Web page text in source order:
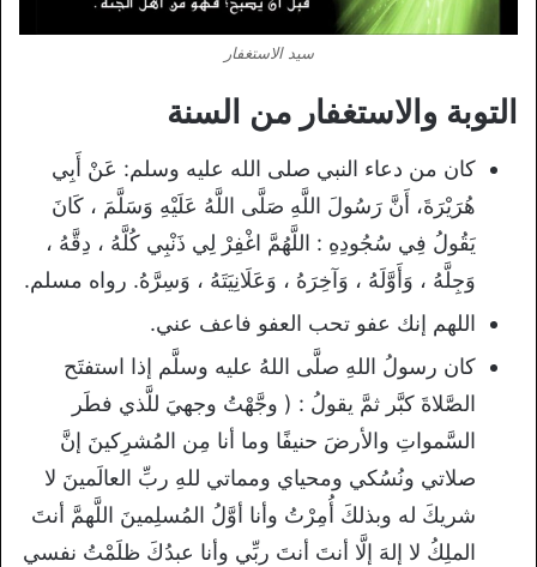
سيد الاستغفار
التوبة والاستغفار من السنة
كان من دعاء النبي صلى الله عليه وسلم: عَنْ أَبِي
هُرَيْرَةَ، أَنَّ رَسُولَ اللَّهِ صَلَّى اللَّهُ عَلَيْهِ وَسَلَّمَ ، كَانَ
يَقُولُ فِي سُجُودِهِ : اللَّهُمَّ اغْفِرْ لِي ذَنْبِي كُلَّهُ ، دِقَّهُ ،
وَجِلَّهُ ، وَأَوَّلَهُ ، وَآخِرَهُ ، وَعَلَانِيَتَهُ ، وَسِرَّهُ. رواه مسلم.
اللهم إنك عفو تحب العفو فاعف عني.
كان رسولُ اللهِ صلَّى اللهُ عليه وسلَّم إذا استفتَح
الصَّلاةَ كبَّر ثمَّ يقولُ : ( وجَّهْتُ وجهيَ للَّذي فطَر
السَّمواتِ والأرضَ حنيفًا وما أنا مِن المُشرِكينَ إنَّ
صلاتي ونُسُكي ومحياي ومماتي للهِ ربِّ العالَمينَ لا
شريكَ له وبذلكَ أُمِرْتُ وأنا أوَّلُ المُسلِمينَ اللَّهمَّ أنتَ
الملِكُ لا إلهَ إلَّا أنتَ أنتَ ربِّي وأنا عبدُكَ ظلَمْتُ نفسي